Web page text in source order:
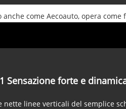
anche come Aecoauto, opera
Sensazione forte e
nette linee verticali del semplice